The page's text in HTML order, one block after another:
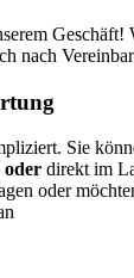
Geschäft!
nach
Sie
oder direkt im
oder